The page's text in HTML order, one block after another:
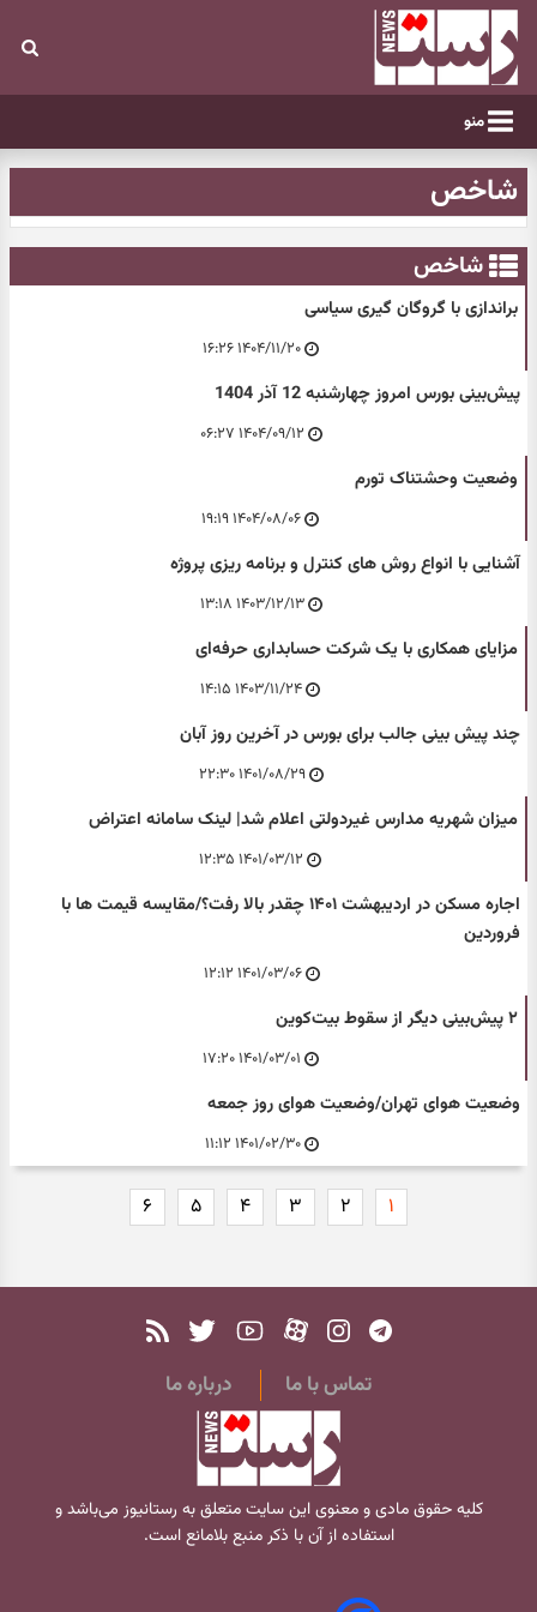
منو
شاخص
شاخص
براندازی با گروگان گیری سیاسی
۱۴۰۴/۱۱/۲۰ ۱۶:۲۶
پیش‌بینی بورس امروز چهارشنبه 12 آذر 1404
۱۴۰۴/۰۹/۱۲ ۰۶:۲۷
وضعیت وحشتناک تورم
۱۴۰۴/۰۸/۰۶ ۱۹:۱۹
آشنایی با انواع روش های کنترل و برنامه ریزی پروژه
۱۴۰۳/۱۲/۱۳ ۱۳:۱۸
مزایای همکاری با یک شرکت حسابداری حرفه‌ای
۱۴۰۳/۱۱/۲۴ ۱۴:۱۵
چند پیش بینی جالب برای بورس در آخرین روز آبان
۱۴۰۱/۰۸/۲۹ ۲۲:۳۰
میزان شهریه مدارس غیردولتی اعلام شد| لینک سامانه اعتراض
۱۴۰۱/۰۳/۱۲ ۱۲:۳۵
اجاره مسکن در اردیبهشت ۱۴۰۱ چقدر بالا رفت؟/مقایسه قیمت ها با
فروردین
۱۴۰۱/۰۳/۰۶ ۱۲:۱۲
۲ پیش‌بینی دیگر از سقوط بیت‌کوین
۱۴۰۱/۰۳/۰۱ ۱۷:۲۰
وضعیت هوای تهران/وضعیت هوای روز جمعه
۱۴۰۱/۰۲/۳۰ ۱۱:۱۲
۱ ۲ ۳ ۴ ۵ ۶
تماس با ما درباره ما
کلیه حقوق مادی و معنوی این سایت متعلق به رستانیوز می‌باشد و
استفاده از آن با ذکر منبع بلامانع است.